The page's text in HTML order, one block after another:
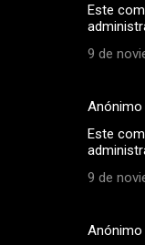
Este
9 de
Anónimo
Este
9 de
Anónimo